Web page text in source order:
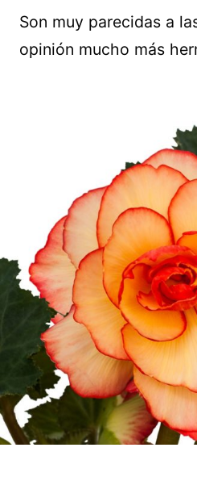
Son muy parecidas a
opinión mucho más